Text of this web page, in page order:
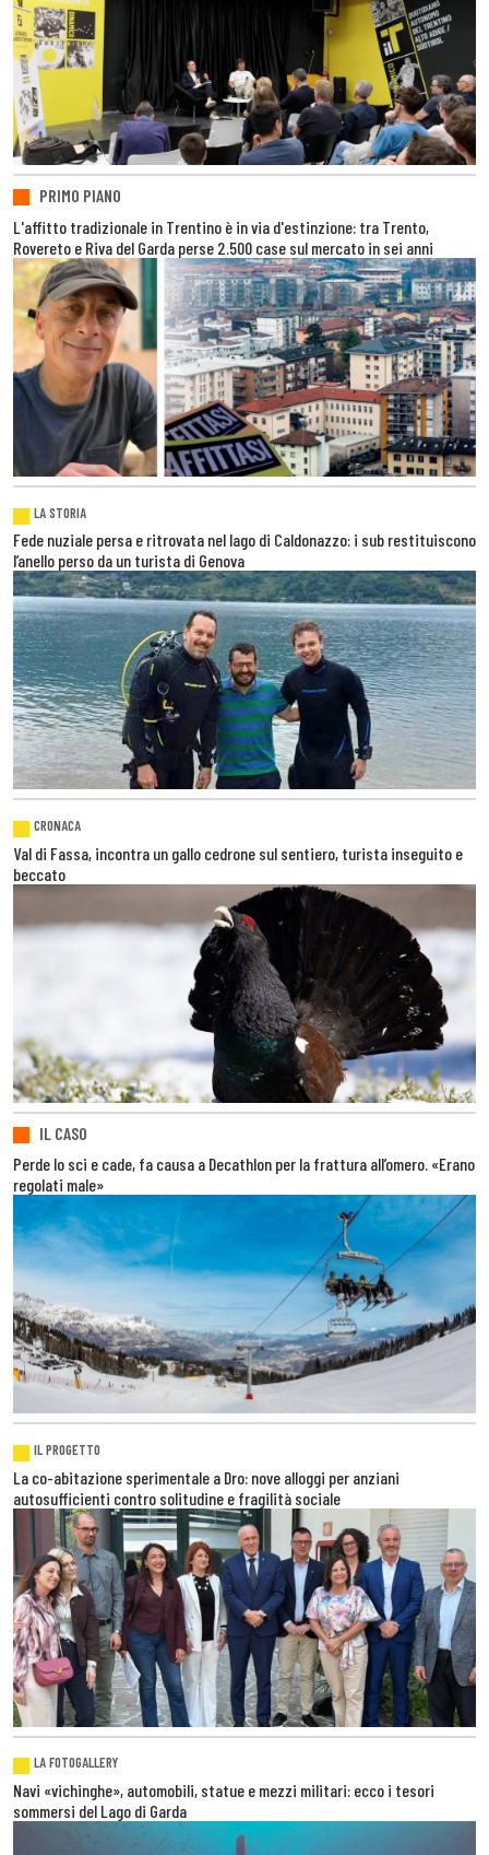
PRIMO PIANO
L'affitto tradizionale in Trentino è in via d'estinzione: tra Trento,
Rovereto e Riva del Garda perse 2.500 case sul mercato in sei anni
LA STORIA
Fede nuziale persa e ritrovata nel lago di Caldonazzo: i sub restituiscono
l’anello perso da un turista di Genova
CRONACA
Val di Fassa, incontra un gallo cedrone sul sentiero, turista inseguito e
beccato
IL CASO
Perde lo sci e cade, fa causa a Decathlon per la frattura all’omero. «Erano
regolati male»
IL PROGETTO
La co-abitazione sperimentale a Dro: nove alloggi per anziani
autosufficienti contro solitudine e fragilità sociale
LA FOTOGALLERY
Navi «vichinghe», automobili, statue e mezzi militari: ecco i tesori
sommersi del Lago di Garda